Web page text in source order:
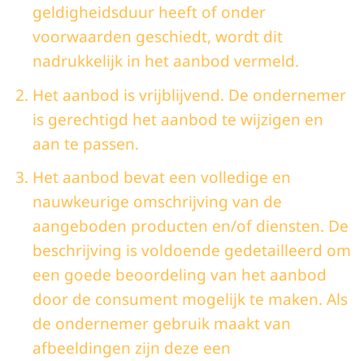
geldigheidsduur heeft of onder
voorwaarden geschiedt, wordt dit
nadrukkelijk in het aanbod vermeld.
Het aanbod is vrijblijvend. De ondernemer
is gerechtigd het aanbod te wijzigen en
aan te passen.
Het aanbod bevat een volledige en
nauwkeurige omschrijving van de
aangeboden producten en/of diensten. De
beschrijving is voldoende gedetailleerd om
een goede beoordeling van het aanbod
door de consument mogelijk te maken. Als
de ondernemer gebruik maakt van
afbeeldingen zijn deze een